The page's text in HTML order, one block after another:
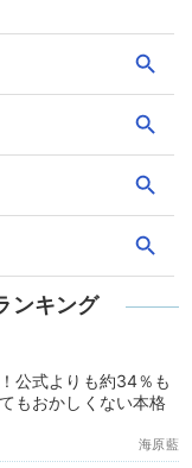
ンキング
公式よりも約34％も
もおかしくない本格
海原藍